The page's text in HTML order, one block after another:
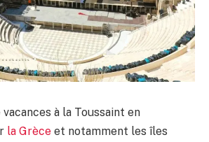
à la Toussaint en
la Grèce et notamment les îles